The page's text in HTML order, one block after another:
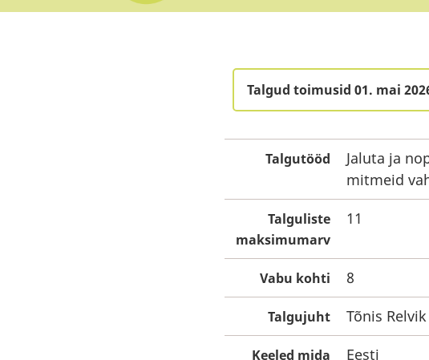
Talgud toimusid 01. mai
Talgutööd
Jaluta ja
mitmeid
Talguliste
maksimumarv
11
Vabu kohti 8
Talgujuht Tõnis Relvik
Keeled mida
Eesti